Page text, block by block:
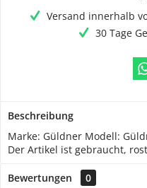
Versand innerhalb
30 Tage
Beschreibung
Marke: Güldner Modell:
Der Artikel ist gebraucht,
Bewertungen
0